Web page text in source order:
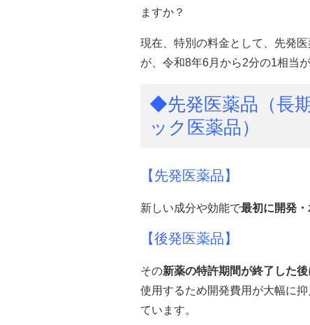
ますか？
現在、特別の料金として、先発
が、令和8年6月から2分の1相当
◆先発医薬品（長
ック医薬品）
【先発医薬品】
新しい成分や効能で最初に開発
【後発医薬品】
その新薬の特許期間が終了した
使用するため開発費用が大幅に
ています。